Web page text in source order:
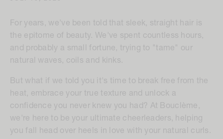
For years, we've been told that sleek, straight hair is
the epitome of beauty. We've spent countless hours,
and probably a small fortune, trying to "tame" our
natural waves, coils and kinks.
But what if we told you it's time to break free from the
heat, embrace your true texture and unlock a
confidence you never knew you had? At Bouclème,
we're here to be your ultimate cheerleaders, helping
you fall head over heels in love with your natural curls.